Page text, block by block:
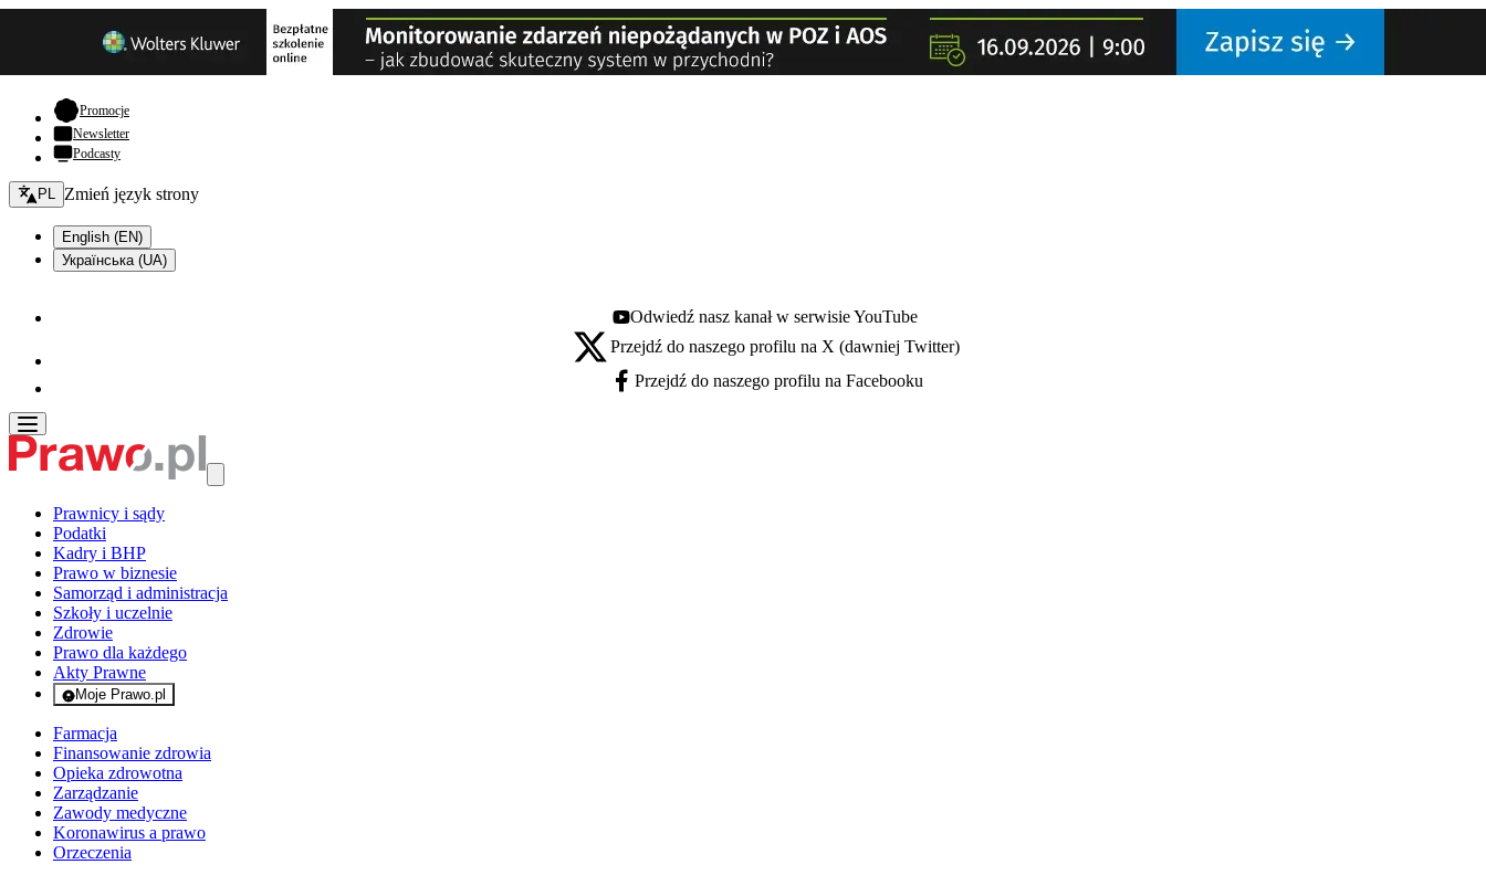
Promocje- otwiera się w nowej karcie
Newsletter
Podcasty
Zmień język - bieżący:
PL Zmień język strony
English (EN)
Українська (UA)
Youtube - otwiera się w nowej karcie
Odwiedź nasz kanał w serwisie YouTube
X - otwiera się w nowej karcie
Przejdź do naszego profilu na X (dawniej Twitter)
Facebook - otwiera się w nowej karcie
Przejdź do naszego profilu na Facebooku
Prawnicy i sądy
Podatki
Kadry i BHP
Prawo w biznesie
Samorząd i administracja
Szkoły i uczelnie
Zdrowie
Prawo dla każdego
Akty Prawne
Moje Prawo.pl
- rejestracja i logowanie do serwisu
Farmacja
Finansowanie zdrowia
Opieka zdrowotna
Zarządzanie
Zawody medyczne
Koronawirus a prawo
Orzeczenia